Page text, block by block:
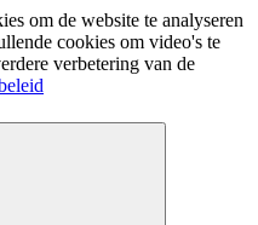
om de website te analyseren
cookies om video's te
verbetering van de